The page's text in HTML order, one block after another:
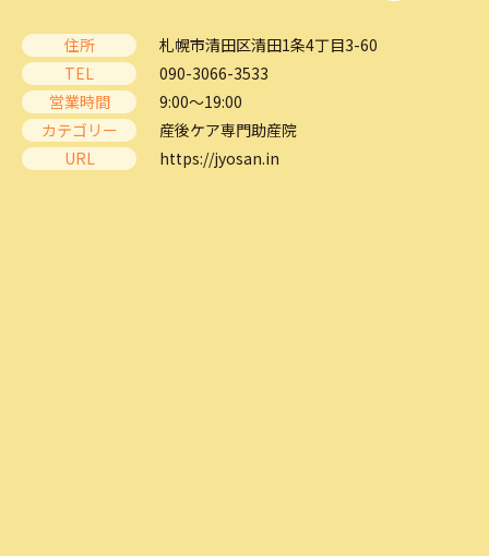
住所
札幌市清田区清田1条4丁目3-60
TEL
090-3066-3533
営業時間
9:00～19:00
カテゴリー
産後ケア専門助産院
URL
https://jyosan.in